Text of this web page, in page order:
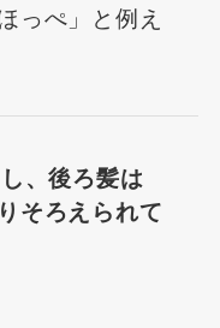
っぺ」と例え
、後ろ髪は
そろえられて